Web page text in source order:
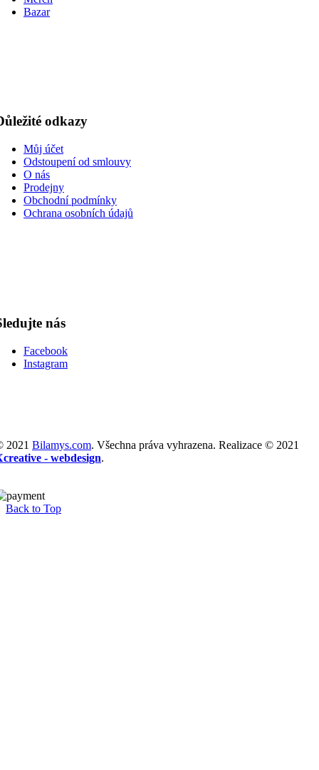
Bazar
odkazy
Můj účet
Odstoupení od smlouvy
O nás
Prodejny
Obchodní podmínky
Ochrana osobních údajů
nás
Facebook
Instagram
2021 Bilamys.com. Všechna práva vyhrazena. Realizace © 2021
- webdesign.
Back to Top